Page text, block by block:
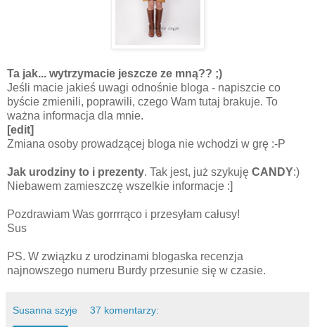
Ta jak... wytrzymacie jeszcze ze mną?? ;)
Jeśli macie jakieś uwagi odnośnie bloga - napiszcie co
byście zmienili, poprawili, czego Wam tutaj brakuje. To
ważna informacja dla mnie.
[edit]
Zmiana osoby prowadzącej bloga nie wchodzi w grę :-P
Jak urodziny to i prezenty. Tak jest, już szykuję CANDY:)
Niebawem zamieszczę wszelkie informacje :]
Pozdrawiam Was gorrrrąco i przesyłam całusy!
Sus
PS. W związku z urodzinami blogaska recenzja
najnowszego numeru Burdy przesunie się w czasie.
Susanna szyje 37 komentarzy: